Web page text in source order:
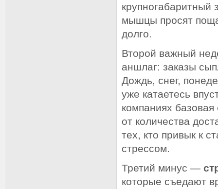
крупногабаритный
мышцы просят
долго.
Второй важный
аншлаг: заказы
Дождь, снег,
уже катаетесь
компаниях
от количества
тех, кто привык к
стрессом.
Третий минус —
которые съедают